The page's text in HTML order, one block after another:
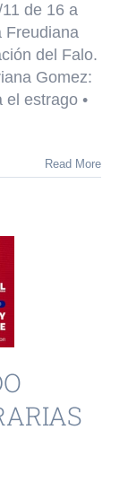
de 16 a
Freudiana
del Falo.
Gomez:
estrago •⁠
Read More